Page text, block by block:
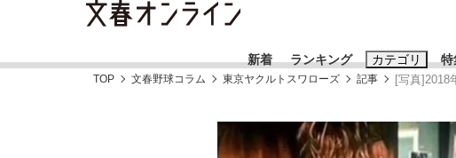
新着 ランキング カテゴリ 特
TOP 文春野球コラム 東京ヤクルトスワローズ 記事 [写真]2018